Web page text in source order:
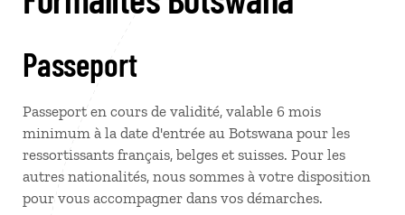
Passeport
Passeport en cours de validité, valable 6 mois
minimum à la date d'entrée au Botswana pour les
ressortissants français, belges et suisses. Pour les
autres nationalités, nous sommes à votre disposition
pour vous accompagner dans vos démarches.